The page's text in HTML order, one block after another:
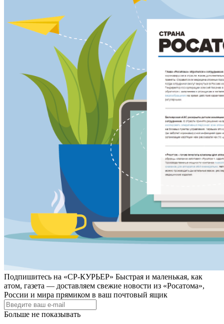
Подпишитесь на «СР-КУРЬЕР» Быстрая и маленькая, как
атом, газета — доставляем свежие новости из «Росатома»,
России и мира прямиком в ваш почтовый ящик
Больше не показывать